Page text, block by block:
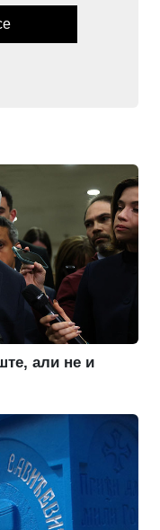
али не и